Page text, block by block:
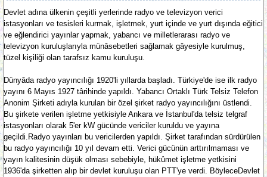
Devlet adına ülkenin çeşitli yerlerinde radyo ve televizyon verici
istasyonları ve tesisleri kurmak, işletmek, yurt içinde ve yurt dışında eğitici
ve eğlendirici yayınlar yapmak, yabancı ve milletlerarası radyo ve
televizyon kuruluşlarıyla münâsebetleri sağlamak gâyesiyle kurulmuş,
tüzel kişiliği olan tarafsız kamu kuruluşu.
Dünyâda radyo yayıncılığı 1920'li yıllarda başladı. Türkiye'de ise ilk radyo
yayını 6 Mayıs 1927 târihinde yapıldı. Yabancı Ortaklı Türk Telsiz Telefon
Anonim Şirketi adıyla kurulan bir özel şirket radyo yayıncılığını üstlendi.
Bu şirkete verilen işletme yetkisiyle Ankara ve İstanbul'da telsiz telgraf
istasyonları olarak 5'er kW gücünde vericiler kuruldu ve yayına
geçildi.Radyo yayınları bu vericilerden yapıldı. Şirket tarafından sürdürülen
bu radyo yayıncılığı 10 yıl devam etti. Verici gücünün arttırılmaması ve
yayın kalitesinin düşük olması sebebiyle, hükûmet işletme yetkisini
1936'da şirketten alıp bir devlet kuruluşu olan PTT'ye verdi. BöyleceDevlet